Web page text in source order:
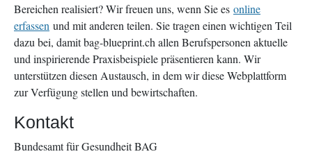
Bereichen realisiert? Wir freuen uns, wenn Sie es online
erfassen und mit anderen teilen. Sie tragen einen wichtigen Teil
dazu bei, damit bag-blueprint.ch allen Berufspersonen aktuelle
und inspirierende Praxisbeispiele präsentieren kann. Wir
unterstützen diesen Austausch, in dem wir diese Webplattform
zur Verfügung stellen und bewirtschaften.
Kontakt
Bundesamt für Gesundheit BAG